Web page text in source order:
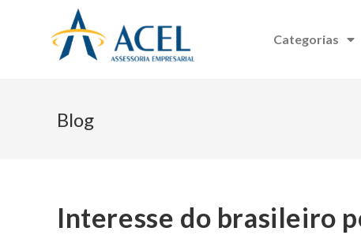
Categorias
Blog
Interesse do brasileiro